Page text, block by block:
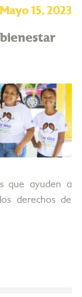
Mayo 15, 2023
que ayuden a
derechos de